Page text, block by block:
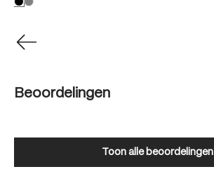
Beoordelingen
Toon alle beoordelingen